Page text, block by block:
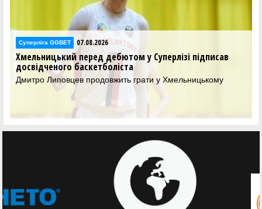
Суперліга GGBET 07.08.2026
Хмельницький перед дебютом у Суперлізі підписав
досвідченого баскетболіста
Дмитро Липовцев продовжить грати у Хмельницькому